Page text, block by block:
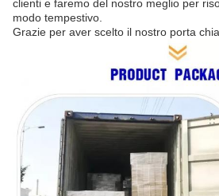
clienti e faremo del nostro meglio per
modo tempestivo.
Grazie per aver scelto il nostro porta